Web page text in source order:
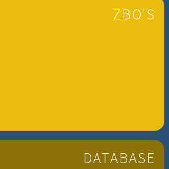
ZBO'S
DATABASE